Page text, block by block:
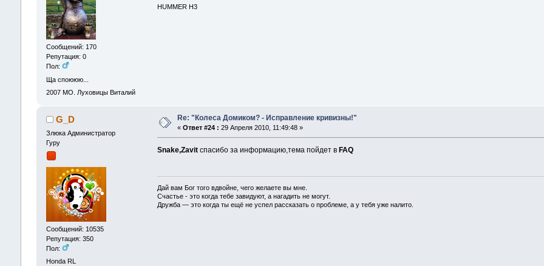
Сообщений: 170
Репутация: 0
Пол:
Ща споююю...
2007 МО. Луховицы Виталий
HUMMER H3
G_D
Злюка Администратор
Гуру
Сообщений: 10535
Репутация: 350
Пол:
Honda RL
Re: "Колеса Домиком? - Исправление кривизны!"
« Ответ #24 : 29 Апреля 2010, 11:49:48 »
Snake,Zavitспасибо за информацию,тема пойдет в FAQ
Дай вам Бог того вдвойне, чего желаете вы мне.
Счастье - это когда тебе завидуют, а нагадить не могут.
Дружба — это когда ты ещё не успел рассказать о проблеме, а у тебя уже налито.